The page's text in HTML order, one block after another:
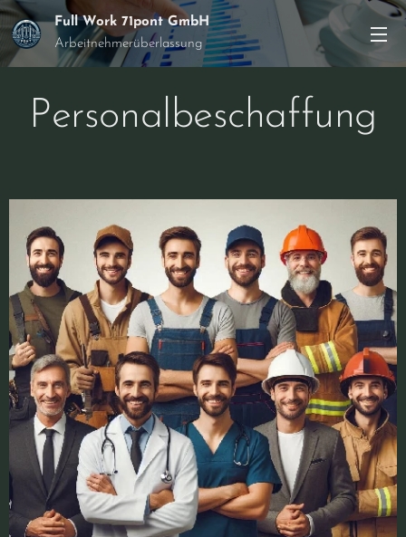
Full Work 71pont GmbH
Arbeitnehmerüberlassung
Personalbeschaffung